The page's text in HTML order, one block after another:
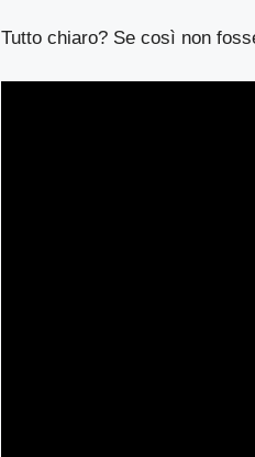
Tutto chiaro? Se così non